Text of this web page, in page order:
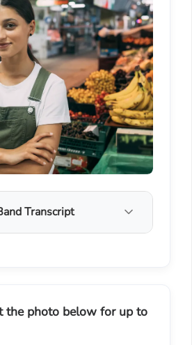
Transcript
the photo below for up to